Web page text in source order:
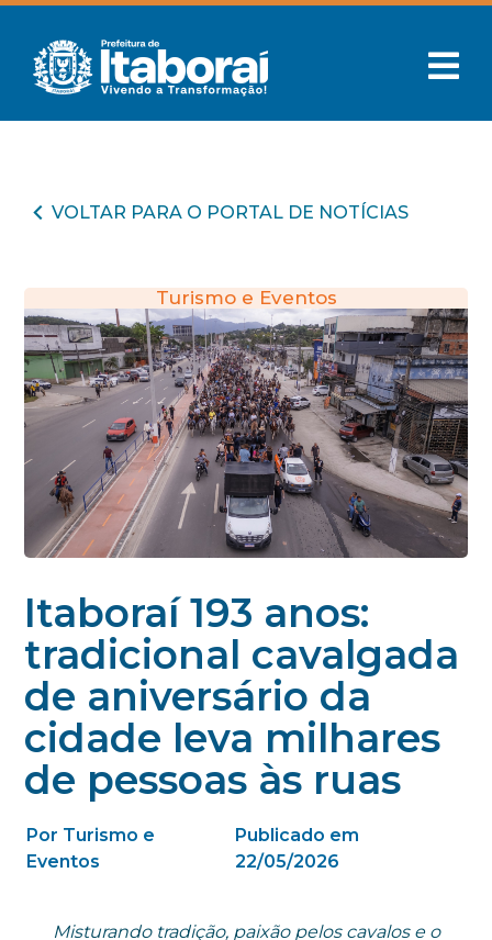
VOLTAR PARA O PORTAL DE NOTÍCIAS
Turismo e Eventos
Itaboraí 193 anos:
tradicional cavalgada
de aniversário da
cidade leva milhares
de pessoas às ruas
Por Turismo e
Eventos
Publicado em
22/05/2026
Misturando tradição, paixão pelos cavalos e o